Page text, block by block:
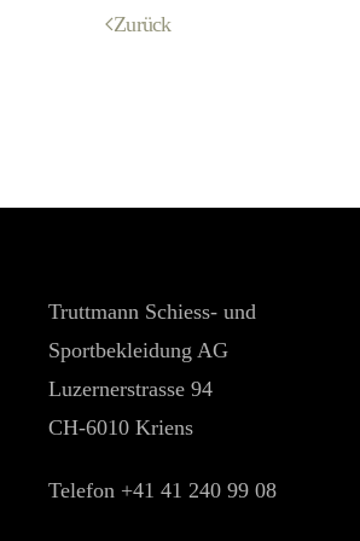
Zurück
Truttmann Schiess- und
Sportbekleidung AG
Luzernerstrasse 94
CH-6010 Kriens
Telefon +41 41 240 99 08